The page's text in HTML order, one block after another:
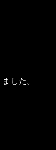
した。